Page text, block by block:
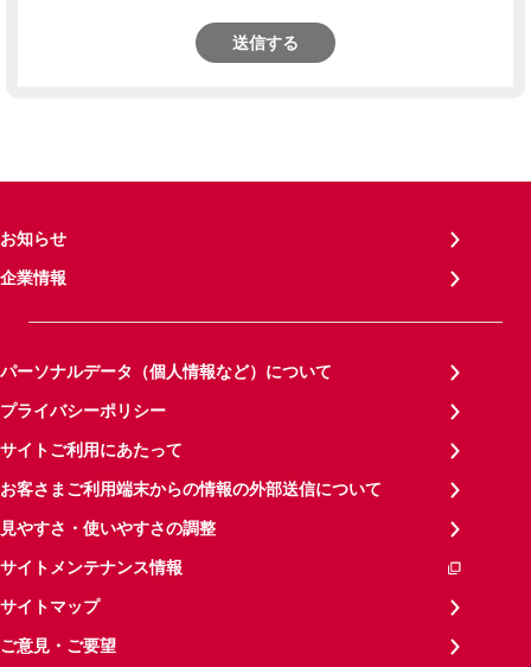
送信する
お知らせ
企業情報
パーソナルデータ（個人情報など）について
プライバシーポリシー
サイトご利用にあたって
お客さまご利用端末からの情報の外部送信について
見やすさ・使いやすさの調整
サイトメンテナンス情報
サイトマップ
ご意見・ご要望